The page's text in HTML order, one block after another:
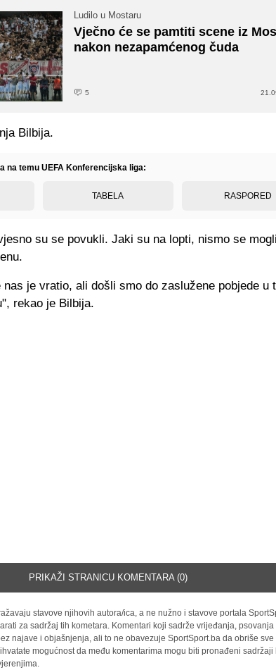
Ludilo u Mostaru
Vječno će se pamtiti scene iz
nakon nezapamćenog čuda
5
Bilbija.
na temu UEFA Konferencijska liga:
TABELA RASPORED
su se povukli. Jaki su na lopti, nismo se
nas je vratio, ali došli smo do zaslužene pobjede u
rekao je Bilbija.
PRIKAŽI STRANICU KOMENTARA (0)
stavove njihovih autora/ica, a ne nužno i stavove portala
za sadržaj tih kometara. Komentari koji sadrže vrijeđanja, psovanja
najave i objašnjenja, ali to ne obavezuje SportSport.ba da obriše sve
mogućnost da među komentarima mogu biti pronađeni sadržaji